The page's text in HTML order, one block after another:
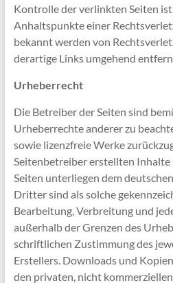
Kontrolle der verlinkten Seiten
Anhaltspunkte einer
bekannt werden von
derartige Links umgehend
Urheberrecht
Die Betreiber der Seiten sind
Urheberrechte anderer zu
sowie lizenzfreie Werke
Seitenbetreiber erstellten Inhalte
Seiten unterliegen dem
Dritter sind als solche
Bearbeitung, Verbreitung und
außerhalb der Grenzen des
schriftlichen Zustimmung des
Erstellers. Downloads und
den privaten, nicht